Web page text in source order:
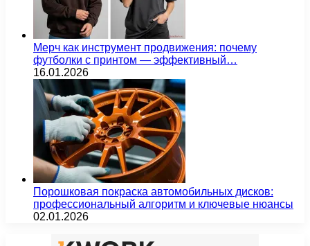
Мерч как инструмент продвижения: почему
футболки с принтом — эффективный…
16.01.2026
Порошковая покраска автомобильных дисков:
профессиональный алгоритм и ключевые нюансы
02.01.2026